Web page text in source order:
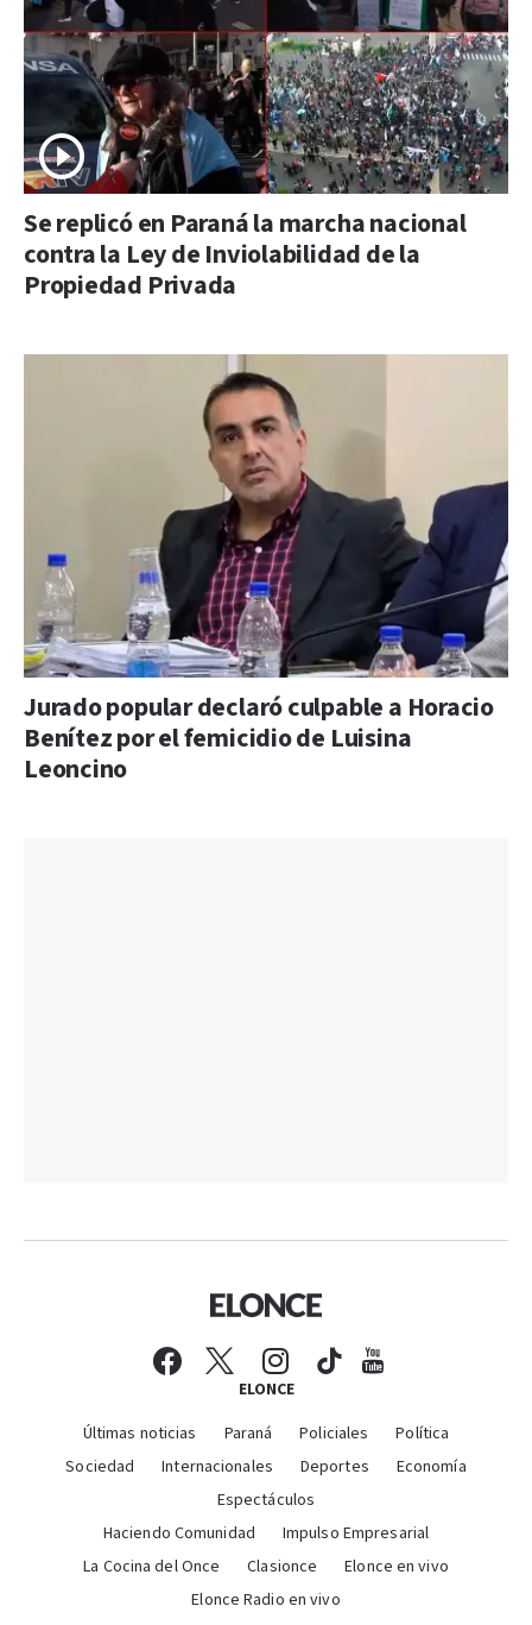
Se replicó en Paraná la marcha nacional
contra la Ley de Inviolabilidad de la
Propiedad Privada
Jurado popular declaró culpable a Horacio
Benítez por el femicidio de Luisina
Leoncino
ELONCE
Últimas noticias Paraná Policiales
Política
Sociedad
Internacionales Deportes
Economía
Espectáculos
Haciendo Comunidad
Impulso Empresarial
La Cocina del Once
Clasionce
Elonce en vivo
Elonce Radio en vivo